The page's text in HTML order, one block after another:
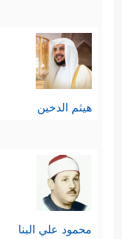
هيثم الدخين
محمود علي البنا